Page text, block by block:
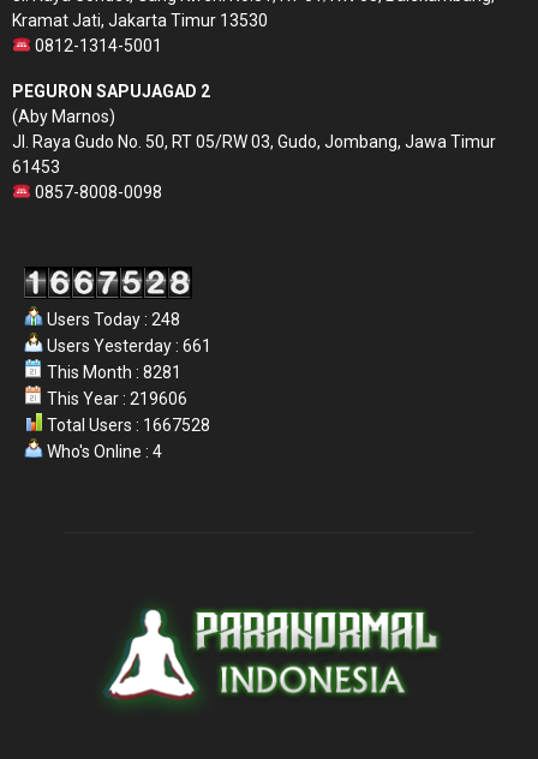
Kramat Jati, Jakarta Timur 13530
0812-1314-5001
PEGURON SAPUJAGAD 2
(Aby Marnos)
Jl. Raya Gudo No. 50, RT 05/RW 03, Gudo, Jombang, Jawa Timur
61453
0857-8008-0098
Users Today : 248
Users Yesterday : 661
This Month : 8281
This Year : 219606
Total Users : 1667528
Who's Online : 4